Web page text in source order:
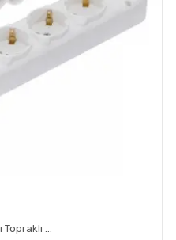
3 Metre Altılı Topraklı Priz